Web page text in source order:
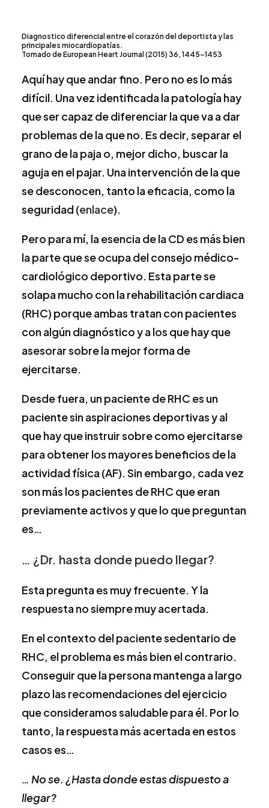
Diagnostico diferencial entre el corazón del deportista y las
principales miocardiopatías.
Tomado de European Heart Journal (2015) 36, 1445–1453
Aquí hay que andar fino. Pero no es lo más
difícil. Una vez identificada la patología hay
que ser capaz de diferenciar la que va a dar
problemas de la que no. Es decir, separar el
grano de la paja o, mejor dicho, buscar la
aguja en el pajar. Una intervención de la que
se desconocen, tanto la eficacia, como la
seguridad (enlace).
Pero para mí, la esencia de la CD es más bien
la parte que se ocupa del consejo médico-
cardiológico deportivo. Esta parte se
solapa mucho con la rehabilitación cardiaca
(RHC) porque ambas tratan con pacientes
con algún diagnóstico y a los que hay que
asesorar sobre la mejor forma de
ejercitarse.
Desde fuera, un paciente de RHC es un
paciente sin aspiraciones deportivas y al
que hay que instruir sobre como ejercitarse
para obtener los mayores beneficios de la
actividad física (AF). Sin embargo, cada vez
son más los pacientes de RHC que eran
previamente activos y que lo que preguntan
es…
… ¿Dr. hasta donde puedo llegar?
Esta pregunta es muy frecuente. Y la
respuesta no siempre muy acertada.
En el contexto del paciente sedentario de
RHC, el problema es más bien el contrario.
Conseguir que la persona mantenga a largo
plazo las recomendaciones del ejercicio
que consideramos saludable para él. Por lo
tanto, la respuesta más acertada en estos
casos es…
… No se. ¿Hasta donde estas dispuesto a
llegar?